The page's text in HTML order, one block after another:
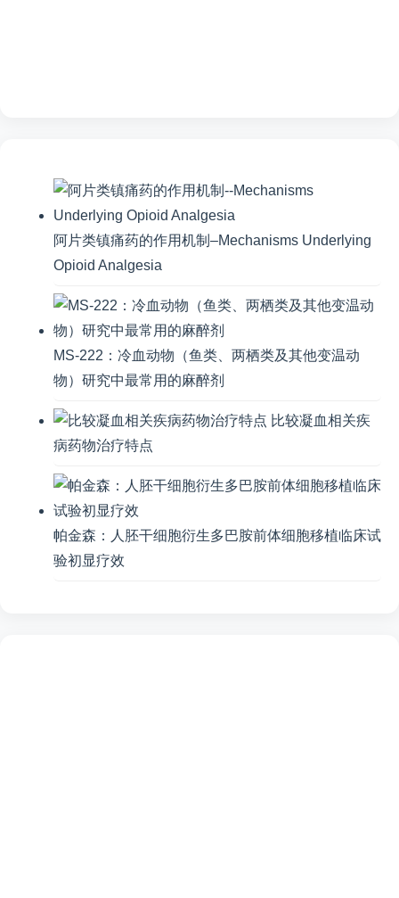
阿片类镇痛药的作用机制–Mechanisms Underlying
Opioid Analgesia
MS-222：冷血动物（鱼类、两栖类及其他变温动
物）研究中最常用的麻醉剂
比较凝血相关疾
病药物治疗特点
帕金森：人胚干细胞衍生多巴胺前体细胞移植临床试
验初显疗效